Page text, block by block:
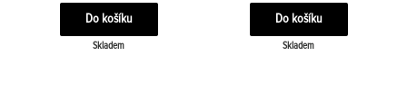
Skladem Skladem